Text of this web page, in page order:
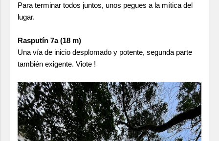
Para terminar todos juntos, unos pegues a la mítica del
lugar.
Rasputín 7a (18 m)
Una vía de inicio desplomado y potente, segunda parte
también exigente. Viote !